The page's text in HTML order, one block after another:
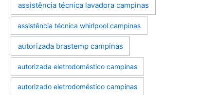
assistência técnica lavadora campinas
assistência técnica whirlpool campinas
autorizada brastemp campinas
autorizada eletrodoméstico campinas
autorizado eletrodoméstico campinas